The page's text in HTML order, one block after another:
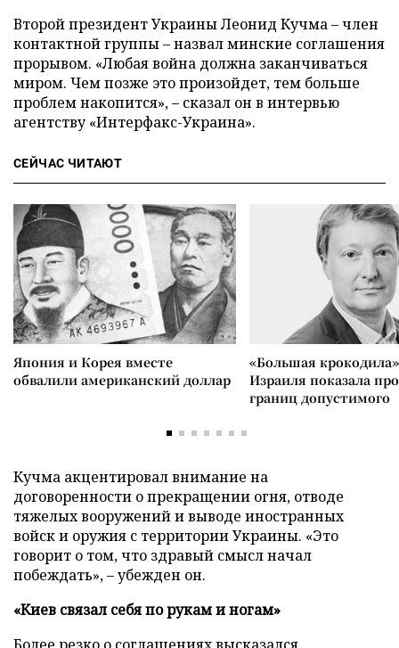
Второй президент Украины Леонид Кучма – член
контактной группы – назвал минские соглашения
прорывом. «Любая война должна заканчиваться
миром. Чем позже это произойдет, тем больше
проблем накопится», – сказал он в интервью
агентству «Интерфакс-Украина».
СЕЙЧАС ЧИТАЮТ
Япония и Корея вместе
обвалили американский доллар
«Большая
Израиля показала
границ допустимого
Кучма акцентировал внимание на
договоренности о прекращении огня, отводе
тяжелых вооружений и выводе иностранных
войск и оружия с территории Украины. «Это
говорит о том, что здравый смысл начал
побеждать», – убежден он.
«Киев связал себя по рукам и ногам»